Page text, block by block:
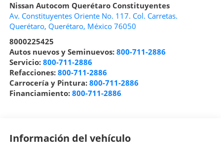
Nissan Autocom Querétaro Constituyentes
Av. Constituyentes Oriente No. 117. Col. Carretas.
Querétaro, Querétaro, México 76050
8000225425
Autos nuevos y Seminuevos: 800-711-2886
Servicio: 800-711-2886
Refacciones: 800-711-2886
Carrocería y Pintura: 800-711-2886
Financiamiento: 800-711-2886
Información del vehículo